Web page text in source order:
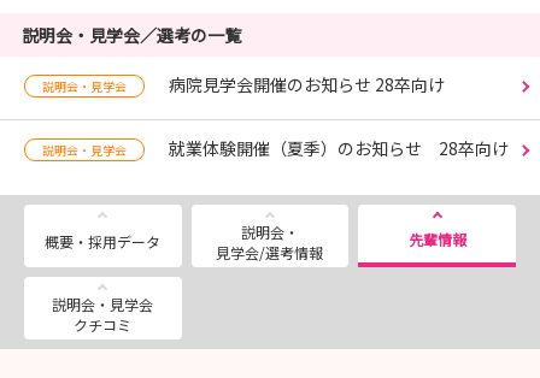
説明会・見学会／選考の一覧
説明会・見学会 病院見学会開催のお知らせ 28卒向け
説明会・見学会 就業体験開催（夏季）のお知らせ 28卒向け
概要・採用データ
説明会・
見学会/選考情報
先輩情報
説明会・見学会
クチコミ